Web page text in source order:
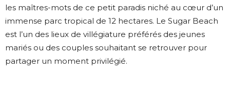
les maîtres-mots de ce petit paradis niché au cœur d’un
immense parc tropical de 12 hectares. Le Sugar Beach
est l’un des lieux de villégiature préférés des jeunes
mariés ou des couples souhaitant se retrouver pour
partager un moment privilégié.